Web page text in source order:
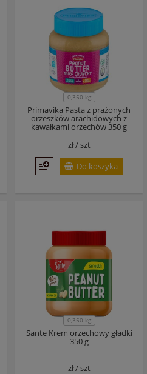
0,350 kg
Primavika Pasta z prażonych
orzeszków arachidowych z
kawałkami orzechów 350 g
zł /szt
Do koszyka
0,350 kg
Sante Krem orzechowy gładki
350 g
zł /szt